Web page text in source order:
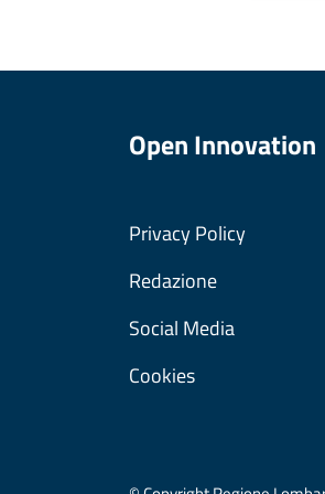
Open Innovation
Privacy Policy
Redazione
Social Media
Cookies